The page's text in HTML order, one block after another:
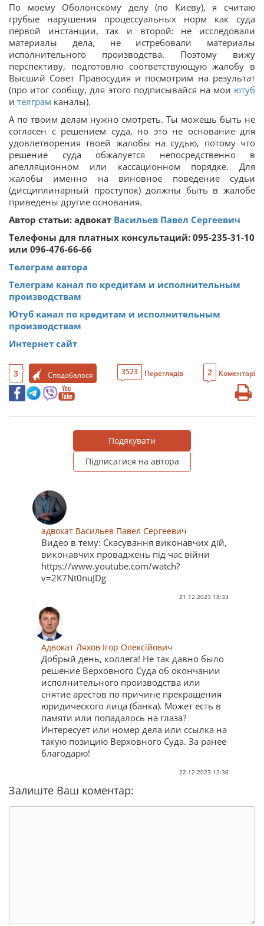
По моему Оболонскому делу (по Киеву), я считаю
грубые нарушения процессуальных норм как суда
первой инстанции, так и второй: не исследовали
материалы дела, не истребовали материалы
исполнительного производства. Поэтому вижу
перспективу, подготовлю соответствующую жалобу в
Высший Совет Правосудия и посмотрим на результат
(про итог сообщу, для этого подписывайся на мои ютуб
и телграм каналы).
А по твоим делам нужно смотреть. Ты можешь быть не
согласен с решением суда, но это не основание для
удовлетворения твоей жалобы на судью, потому что
решение суда обжалуется непосредственно в
апелляционном или кассационном порядке. Для
жалобы именно на виновное поведение судьи
(дисциплинарный проступок) должны быть в жалобе
приведены другие основания.
Автор статьи: адвокат Васильев Павел Сергеевич
Телефоны для платных консультаций: 095-235-31-10
или 096-476-66-66
Телеграм автора
Телеграм канал по кредитам и исполнительным
производствам
Ютуб канал по кредитам и исполнительным
производствам
Интернет сайт
3 Сподобалося 3523 Переглядів 2 Коментарі
Подякувати
Підписатися на автора
адвокат Васильев Павел Сергеевич
Видео в тему: Скасування виконавчих дій,
виконавчих проваджень під час війни
https://www.youtube.com/watch?
v=2K7Nt0nuJDg
21.12.2023 18:33
Адвокат Ляхов Ігор Олексійович
Добрый день, коллега! Не так давно было
решение Верховного Суда об окончании
исполнительного производства или
снятие арестов по причине прекращения
юридического лица (банка). Может есть в
памяти или попадалось на глаза?
Интересует или номер дела или ссылка на
такую позицию Верховного Суда. За ранее
благодарю!
22.12.2023 12:36
Залиште Ваш коментар: